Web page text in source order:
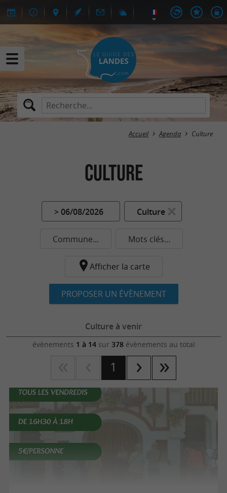
Accueil Agenda Culture
Culture
> 06/08/2026 Culture
Commune... Mots clés...
Afficher la carte
PROPOSER UN ÉVÈNEMENT
Culture à venir
évènements 1 à 14sur 378évènements au total
1